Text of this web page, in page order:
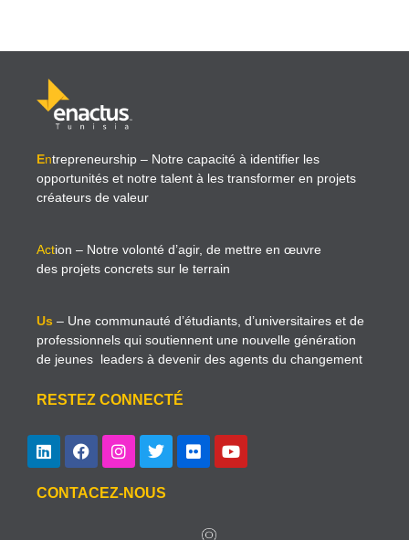
Entrepreneurship – Notre capacité à identifier les
opportunités et notre talent à les transformer en projets
créateurs de valeur
Action – Notre volonté d’agir, de mettre en œuvre
des projets concrets sur le terrain
Us – Une communauté d’étudiants, d’universitaires et de
professionnels qui soutiennent une nouvelle génération
de jeunes leaders à devenir des agents du changement
RESTEZ CONNECTÉ
CONTACEZ-NOUS